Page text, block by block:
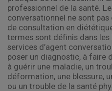
professionnel de la santé.
conversationnel ne sont
de consultation en
termes sont définis dans
services d’agent
poser un diagnostic, à faire
à guérir une maladie, un
déformation, une blessure,
ou un trouble de la santé